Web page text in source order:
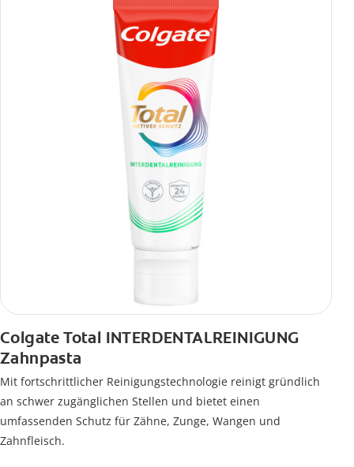
Colgate Total INTERDENTALREINIGUNG
Zahnpasta
Mit fortschrittlicher Reinigungstechnologie reinigt gründlich
an schwer zugänglichen Stellen und bietet einen
umfassenden Schutz für Zähne, Zunge, Wangen und
Zahnfleisch.